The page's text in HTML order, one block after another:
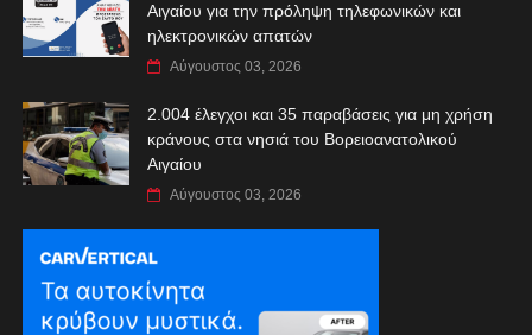
Αιγαίου για την πρόληψη τηλεφωνικών και
ηλεκτρονικών απατών
Αύγουστος 03, 2026
2.004 έλεγχοι και 35 παραβάσεις για μη χρήση
κράνους στα νησιά του Βορειοανατολικού
Αιγαίου
Αύγουστος 03, 2026